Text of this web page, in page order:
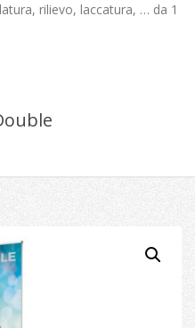
rilievo, laccatura, … da 1